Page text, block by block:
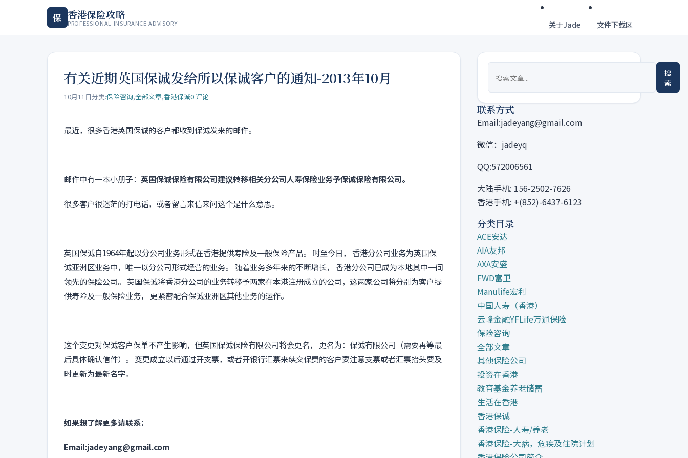
保 香港保险攻略
PROFESSIONAL INSURANCE ADVISORY 关于Jade 文件下载区
有关近期英国保诚发给所以保诚客户的通知-2013年10月
10月11日分类:保险咨询,全部文章,香港保诚0 评论
最近，很多香港英国保诚的客户都收到保诚发来的邮件。
邮件中有一本小册子： 英国保诚保险有限公司建议转移相关分公司人寿保险业务予保诚保险有限公司。
很多客户很迷茫的打电话，或者留言来信来问这个是什么意思。
英国保诚自1964年起以分公司业务形式在香港提供寿险及一般保险产品。 时至今日， 香港分公司业务为英国保
诚亚洲区业务中，唯一以分公司形式经营的业务。 随着业务多年来的不断增长， 香港分公司已成为本地其中一间
领先的保险公司。 英国保诚将香港分公司的业务转移予两家在本港注册成立的公司，这两家公司将分别为客户提
供寿险及一般保险业务， 更紧密配合保诚亚洲区其他业务的运作。
这个变更对保诚客户保单不产生影响，但英国保诚保险有限公司将会更名， 更名为：保诚有限公司（需要再等最
后具体确认信件）。 变更成立以后通过开支票，或者开银行汇票来续交保费的客户要注意支票或者汇票抬头要及
时更新为最新名字。
如果想了解更多请联系：
Email:jadeyang@gmail.com
搜
索
联系方式
Email:jadeyang@gmail.com
微信：jadeyq
QQ:572006561
大陆手机: 156-2502-7626
香港手机: +(852)-6437-6123
分类目录
ACE安达
AIA友邦
AXA安盛
FWD富卫
Manulife宏利
中国人寿（香港）
云峰金融YFLife万通保险
保险咨询
全部文章
其他保险公司
投资在香港
教育基金养老储蓄
生活在香港
香港保诚
香港保险-人寿/养老
香港保险-大病，危疾及住院计划